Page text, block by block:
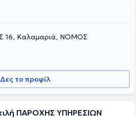
16, Καλαμαριά, ΝΟΜΟΣ
Δες το προφίλ
ΠΑΡΟΧΗΣ ΥΠΗΡΕΣΙΩΝ